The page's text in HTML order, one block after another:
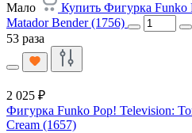
Мало
Купить Фигурка Funko
Matador Bender (1756)
53 раза
2 025 ₽
Фигурка Funko Pop! Television:
Cream (1657)